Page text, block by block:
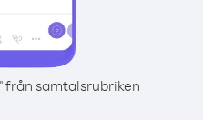
från samtalsrubriken